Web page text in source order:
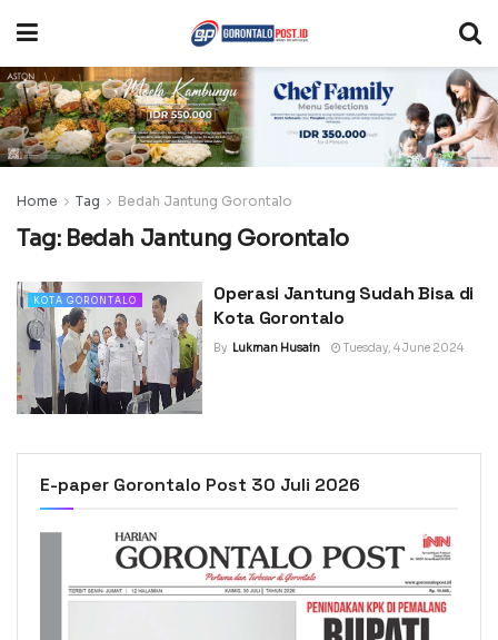
Home Tag Bedah Jantung Gorontalo
Tag: Bedah Jantung Gorontalo
KOTA GORONTALO
Operasi Jantung Sudah Bisa di
Kota Gorontalo
By Lukman Husain Tuesday, 4 June 2024
E-paper Gorontalo Post 30 Juli 2026